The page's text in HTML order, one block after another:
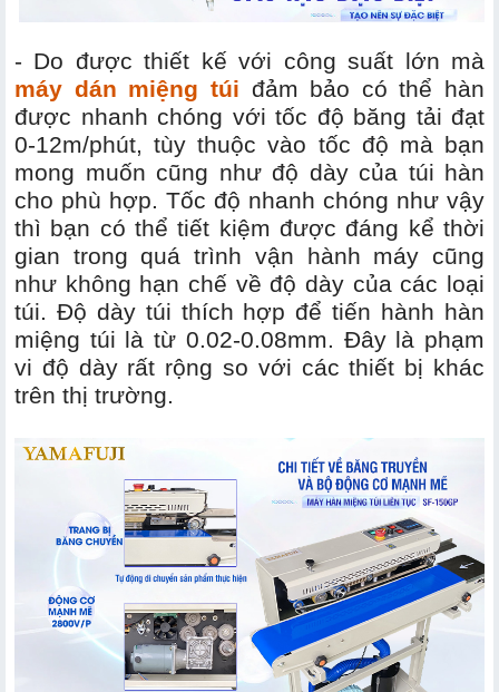
- Do được thiết kế với công suất lớn mà
máy dán miệng túi đảm bảo có thể hàn
được nhanh chóng với tốc độ băng tải đạt
0-12m/phút, tùy thuộc vào tốc độ mà bạn
mong muốn cũng như độ dày của túi hàn
cho phù hợp. Tốc độ nhanh chóng như vậy
thì bạn có thể tiết kiệm được đáng kể thời
gian trong quá trình vận hành máy cũng
như không hạn chế về độ dày của các loại
túi. Độ dày túi thích hợp để tiến hành hàn
miệng túi là từ 0.02-0.08mm. Đây là phạm
vi độ dày rất rộng so với các thiết bị khác
trên thị trường.